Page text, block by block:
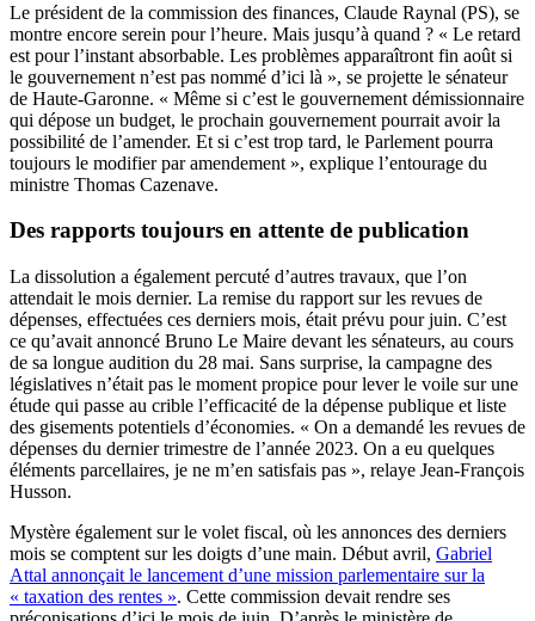
Le président de la commission des finances, Claude Raynal (PS), se
montre encore serein pour l’heure. Mais jusqu’à quand ? « Le retard
est pour l’instant absorbable. Les problèmes apparaîtront fin août si
le gouvernement n’est pas nommé d’ici là », se projette le sénateur
de Haute-Garonne. « Même si c’est le gouvernement démissionnaire
qui dépose un budget, le prochain gouvernement pourrait avoir la
possibilité de l’amender. Et si c’est trop tard, le Parlement pourra
toujours le modifier par amendement », explique l’entourage du
ministre Thomas Cazenave.
Des rapports toujours en attente de publication
La dissolution a également percuté d’autres travaux, que l’on
attendait le mois dernier. La remise du rapport sur les revues de
dépenses, effectuées ces derniers mois, était prévu pour juin. C’est
ce qu’avait annoncé Bruno Le Maire devant les sénateurs, au cours
de sa longue audition du 28 mai. Sans surprise, la campagne des
législatives n’était pas le moment propice pour lever le voile sur une
étude qui passe au crible l’efficacité de la dépense publique et liste
des gisements potentiels d’économies. « On a demandé les revues de
dépenses du dernier trimestre de l’année 2023. On a eu quelques
éléments parcellaires, je ne m’en satisfais pas », relaye Jean-François
Husson.
Mystère également sur le volet fiscal, où les annonces des derniers
mois se comptent sur les doigts d’une main. Début avril, Gabriel
Attal annonçait le lancement d’une mission parlementaire sur la
« taxation des rentes ». Cette commission devait rendre ses